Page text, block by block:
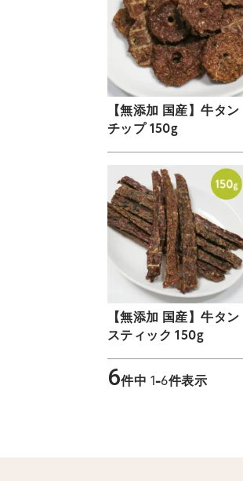
【無添加 国産】牛タン
チップ 150g
【無添加 国産】牛タン
スティック 150g
6件中 1-6件表示